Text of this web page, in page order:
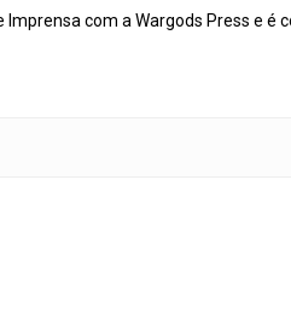
com a Wargods Press e é